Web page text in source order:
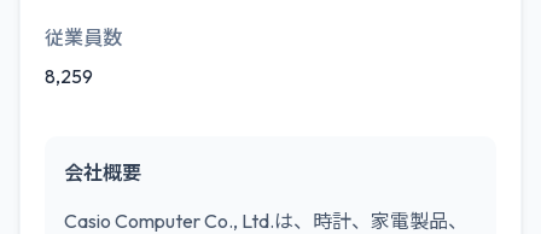
従業員数
8,259
会社概要
Casio Computer Co., Ltd.は、時計、家電製品、